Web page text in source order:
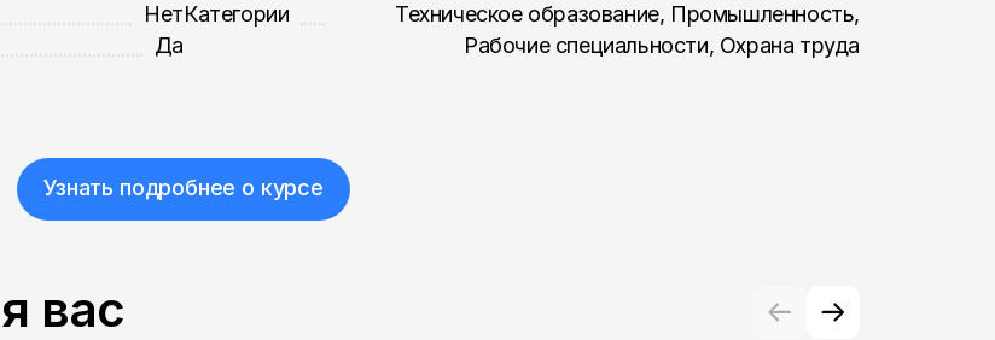
Нет
Да
Категории
Техническое образование, Промышленность,
Рабочие специальности, Охрана труда
Узнать подробнее о курсе
вас